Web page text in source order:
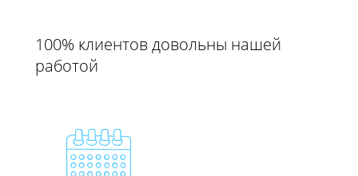
100% клиентов довольны нашей
работой